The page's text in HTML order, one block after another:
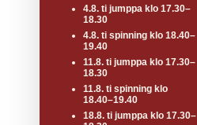
4.8. ti jumppa klo 17.30–
18.30
4.8. ti spinning klo 18.40–
19.40
11.8. ti jumppa klo 17.30–
18.30
11.8. ti spinning klo
18.40–19.40
18.8. ti jumppa klo 17.30–